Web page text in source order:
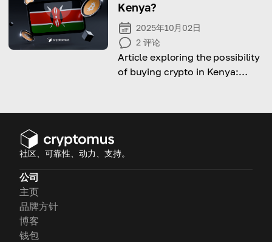
Kenya?
2025年10月02日
2 评论
Article exploring the possibility
of buying crypto in Kenya:
社区、可靠性、动力、支持。
公司
主页
品牌方针
博客
钱包